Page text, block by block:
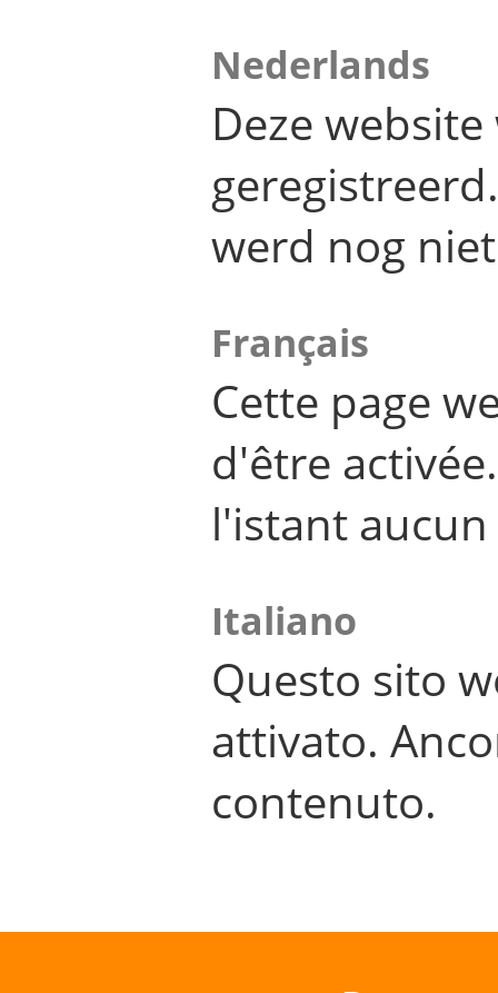
Nederlands
Deze
werd nog
Français
Cette page
d'être
l'istant
Italiano
Questo sito
attivato.
contenuto.